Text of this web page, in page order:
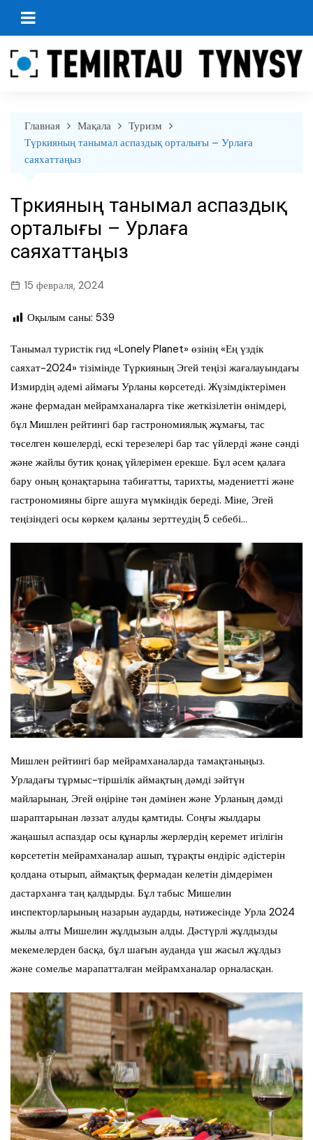
перейти
Главная Мақала
Туризм
Түркияның танымал аспаздық орталығы – Урлаға
саяхаттаңыз
Түркияның танымал аспаздық
орталығы – Урлаға
саяхаттаңыз
15 февраля, 2024
Оқылым саны: 539
Танымал туристік гид «Lonely Planet» өзінің «Ең үздік
саяхат-2024» тізімінде Түркияның Эгей теңізі жағалауындағы
Измирдің әдемі аймағы Урланы көрсетеді. Жүзімдіктерімен
және фермадан мейрамханаларға тіке жеткізілетін өнімдері,
бұл Мишлен рейтингі бар гастрономиялық жұмағы, тас
төселген көшелерді, ескі терезелері бар тас үйлерді және сәнді
және жайлы бутик қонақ үйлерімен ерекше. Бұл әсем қалаға
бару оның қонақтарына табиғатты, тарихты, мәдениетті және
гастрономияны бірге ашуға мүмкіндік береді. Міне, Эгей
теңізіндегі осы көркем қаланы зерттеудің 5 себебі…
Мишлен рейтингі бар мейрамханаларда тамақтаныңыз.
Урладағы тұрмыс-тіршілік аймақтың дәмді зәйтүн
майларынан, Эгей өңіріне тән дәмінен және Урланың дәмді
шараптарынан ләззат алуды қамтиды. Соңғы жылдары
жаңашыл аспаздар осы құнарлы жерлердің керемет игілігін
көрсететін мейрамханалар ашып, тұрақты өндіріс әдістерін
қолдана отырып, аймақтық фермадан келетін дімдерімен
дастарханға таң қалдырды. Бұл табыс Мишелин
инспекторларының назарын аударды, нәтижесінде Урла 2024
жылы алты Мишелин жұлдызын алды. Дәстүрлі жұлдызды
мекемелерден басқа, бұл шағын ауданда үш жасыл жұлдыз
және сомелье марапатталған мейрамханалар орналасқан.